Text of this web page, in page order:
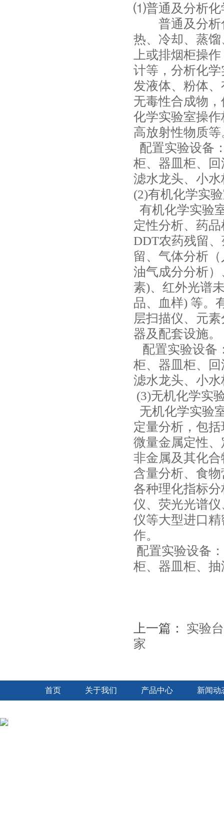
⑴普通及分析化
普通及分析化
热、冷却、蒸
上或排烟柜操
计等，分析化
发液体、粉体
无毒性合成物
化学实验室操
高放射性物质等
配置实验设备
柜、器皿柜、
滤水龙头、小
(2)有机化学实
有机化学实验
定性分析、药
DDT农药残留
留、气体分析
油气成分分析
素)、红外光谱
品、血样) 等。
层扫描仪、元
器及配套设施。
配置实验设备
柜、器皿柜、
滤水龙头、小
(3)无机化学实
无机化学实验
定量分析，包
微量金属定性
非金属及其化
含量分析、食
各种理化指标
仪、荧光光谱
仪等大型进口
作。
配置实验设备
柜、器皿柜、
上一篇：
实验
家
首页 关于我们 产品中心 新闻动